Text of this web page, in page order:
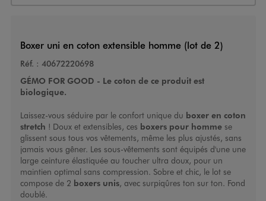
Boxer uni en coton extensible homme (lot de 2)
Réf. : 40672220698
GÉMO FOR GOOD - Le coton de ce produit est
biologique.
Laissez-vous séduire par le confort unique du boxer en coton
stretch ! Doux et extensibles, ces boxers pour homme se
glissent sous tous vos vêtements, même les plus ajustés, sans
jamais vous gêner. Les sous-vêtements sont équipés d'une une
large ceinture élastiquée au toucher ultra doux, pour un
maintien optimal sans compression. Sobre et chic, le lot se
compose de 2 boxers unis, avec surpiqûres ton sur ton. Fond
doublé.